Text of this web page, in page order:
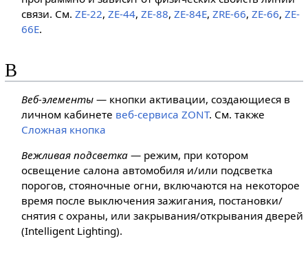
связи. См.ZE-22,ZE-44,ZE-88,ZE-84E,ZRE-66,ZE-66,ZE-
66E.
В
Веб-элементы — кнопки активации, создающиеся в
личном кабинете веб-сервиса ZONT. См. также
Сложная кнопка
Вежливая подсветка — режим, при котором
освещение салона автомобиля и/или подсветка
порогов, стояночные огни, включаются на некоторое
время после выключения зажигания, постановки/
снятия с охраны, или закрывания/открывания дверей
(Intelligent Lighting).